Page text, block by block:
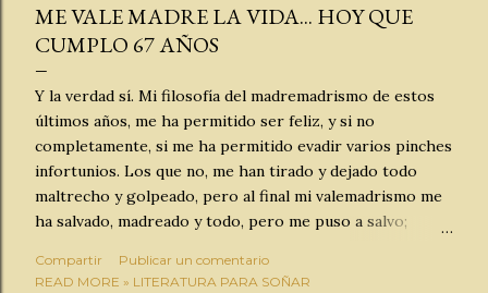
n
t
r
a
d
a
ME VALE MADRE LA VIDA... HOY QUE
CUMPLO 67 AÑOS
Y la verdad sí. Mi filosofía del madremadrismo de estos
últimos años, me ha permitido ser feliz, y si no
completamente, si me ha permitido evadir varios pinches
infortunios. Los que no, me han tirado y dejado todo
maltrecho y golpeado, pero al final mi valemadrismo me
ha salvado, madreado y todo, pero me puso a salvo;
puedo afirmar sin temor a equivocarme que, la vida no
Compartir
Publicar un comentario
READ MORE » LITERATURA PARA SOÑAR